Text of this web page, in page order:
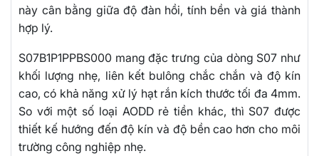
này cân bằng giữa độ đàn hồi, tính bền và giá thành
hợp lý.
S07B1P1PPBS000 mang đặc trưng của dòng S07 như
khối lượng nhẹ, liên kết bulông chắc chắn và độ kín
cao, có khả năng xử lý hạt rắn kích thước tối đa 4mm.
So với một số loại AODD rẻ tiền khác, thì S07 được
thiết kế hướng đến độ kín và độ bền cao hơn cho môi
trường công nghiệp nhẹ.